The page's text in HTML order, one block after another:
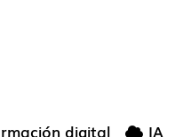
digital
IA